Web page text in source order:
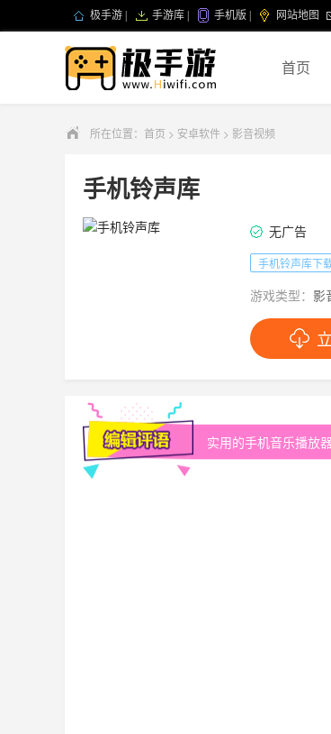
极手游 手游库 手机版 网站地图
首页
所在位置： 首页 > 安卓软件 > 影音视频
手机铃声库
无广告
手机铃声库下
游戏类型： 影
实用的手机音乐播放